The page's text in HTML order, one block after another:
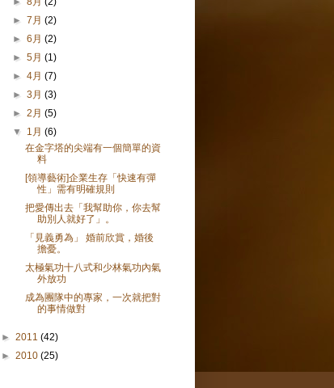
►7月(2)
►6月(2)
►5月(1)
►4月(7)
►3月(3)
►2月(5)
▼ 1月(6)
在金字塔的尖端有一個簡單的資
料
[領導藝術]企業生存「快速有彈
性」需有明確規則
把愛傳出去「我幫助你，你去幫
助別人就好了」。
「見義勇為」 婚前欣賞，婚後
擔憂。
太極氣功十八式和少林氣功內氣
外放功
成為團隊中的專家，一次就把對
的事情做對
► 2011 (42)
► 2010 (25)